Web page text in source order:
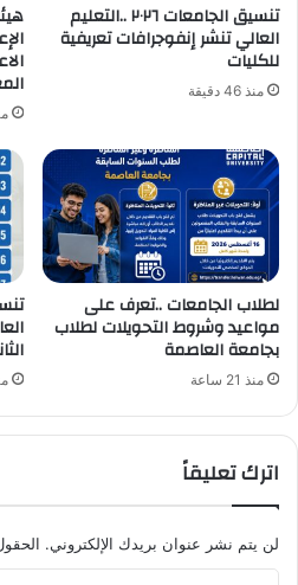
تنسيق الجامعات ٢٠٢٦ ..التعليم
العالي تنشر إنفوجرافات تعريفية
للكليات
منذ 46 دقيقة
لطلاب الجامعات ..تعرف على
مواعيد وشروط التحويلات لطلاب
بجامعة العاصمة
منذ 21 ساعة منذ
اترك تعليقاً
لن يتم نشر عنوان بريدك الإلكتروني.